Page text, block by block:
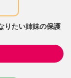
りたい姉妹の保護